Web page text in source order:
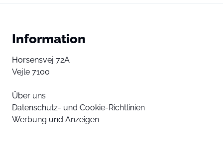
Information
Horsensvej 72A
Vejle 7100
Über uns
Datenschutz- und Cookie-Richtlinien
Werbung und Anzeigen